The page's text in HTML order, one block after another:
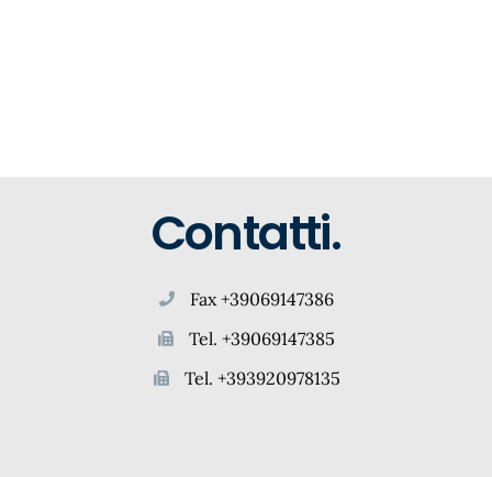
Contatti.
Fax +39069147386
Tel. +39069147385
Tel. +393920978135